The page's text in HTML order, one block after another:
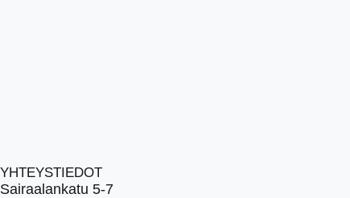
YHTEYSTIEDOT
Sairaalankatu 5-7